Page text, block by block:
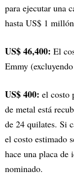
para ejecutar una
hasta US$ 1
US$ 46,400: El
Emmy
US$ 400: el costo
de metal está
de 24 quilates. Si
el costo estimado
hace una placa de
nominado.